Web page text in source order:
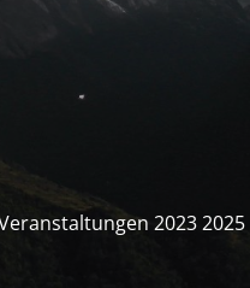
2023 2025